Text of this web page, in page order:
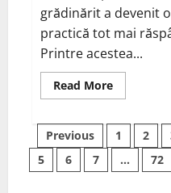
grădinărit a devenit o
practică tot mai
Printre acestea...
Read MoreRead
more
în
grădină
–
între
practică
Paginație
articole
Previous 1 2
5
6 7 … 72